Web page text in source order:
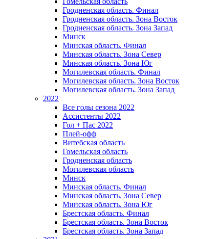
Гродненская область. Финал
Гродненская область. Зона Восток
Гродненская область. Зона Запад
Минск
Минская область. Финал
Минская область. Зона Север
Минская область. Зона Юг
Могилевская область. Финал
Могилевская область. Зона Восток
Могилевская область. Зона Запад
2022
Все голы сезона 2022
Ассистенты 2022
Гол + Пас 2022
Плей-офф
Витебская область
Гомельская область
Гродненская область
Могилевская область
Минск
Mинская область. Финал
Минская область. Зона Север
Минская область. Зона Юг
Брестская область. Финал
Брестская область. Зона Восток
Брестская область. Зона Запад